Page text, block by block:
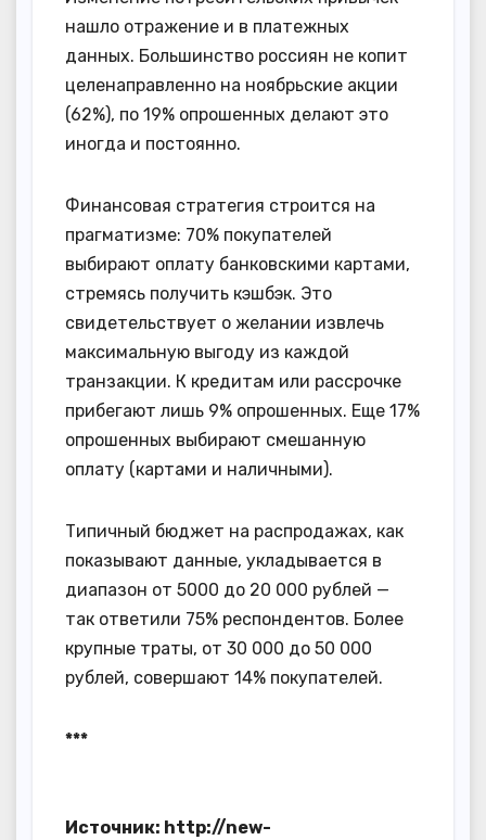
нашло отражение и в платежных
данных. Большинство россиян не копит
целенаправленно на ноябрьские акции
(62%), по 19% опрошенных делают это
иногда и постоянно.
Финансовая стратегия строится на
прагматизме: 70% покупателей
выбирают оплату банковскими картами,
стремясь получить кэшбэк. Это
свидетельствует о желании извлечь
максимальную выгоду из каждой
транзакции. К кредитам или рассрочке
прибегают лишь 9% опрошенных. Еще 17%
опрошенных выбирают смешанную
оплату (картами и наличными).
Типичный бюджет на распродажах, как
показывают данные, укладывается в
диапазон от 5000 до 20 000 рублей —
так ответили 75% респондентов. Более
крупные траты, от 30 000 до 50 000
рублей, совершают 14% покупателей.
***
Источник: http://new-